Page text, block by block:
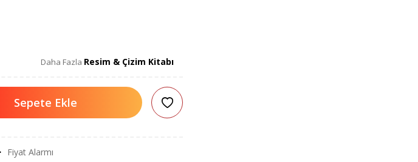
Daha Fazla Resim & Çizim Kitabı
Sepete Ekle
Fiyat Alarmı